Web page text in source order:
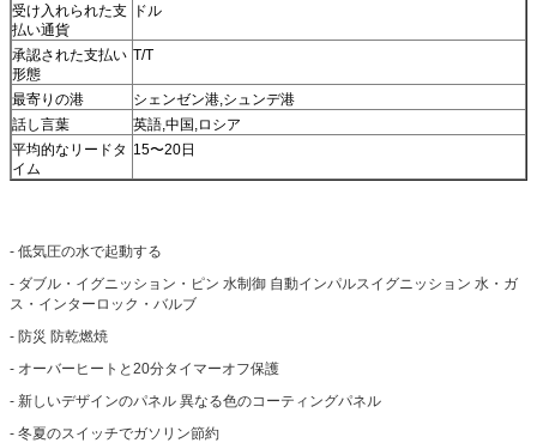
受け入れられた支
払い通貨
ドル
承認された支払い
形態
T/T
最寄りの港
シェンゼン港,シュンデ港
話し言葉
英語,中国,ロシア
平均的なリードタ
イム
15〜20日
- 低気圧の水で起動する
- ダブル・イグニッション・ピン 水制御 自動インパルスイグニッション 水・ガ
ス・インターロック・バルブ
- 防災 防乾燃焼
- オーバーヒートと20分タイマーオフ保護
- 新しいデザインのパネル 異なる色のコーティングパネル
- 冬夏のスイッチでガソリン節約